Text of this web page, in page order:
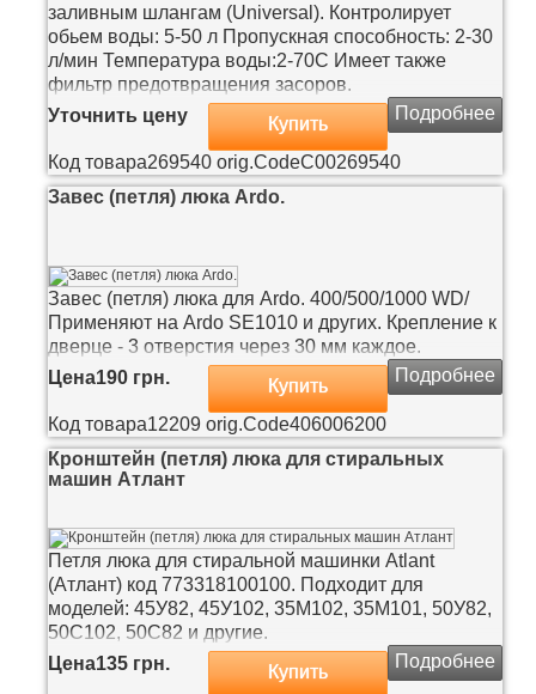
заливным шлангам (Universal). Контролирует
обьем воды: 5-50 л Пропускная способность: 2-30
л/мин Температура воды:2-70С Имеет также
фильтр предотвращения засоров.
Уточнить цену
Подробнее
Купить
Код товара269540 orig.CodeC00269540
Завес (петля) люка Ardo.
Завес (петля) люка для Ardo. 400/500/1000 WD/
Применяют на Ardo SE1010 и других. Крепление к
дверце - 3 отверстия через 30 мм каждое.
Цена190 грн. Подробнее
Купить
Код товара12209 orig.Code406006200
Кронштейн (петля) люка для стиральных
машин Атлант
Петля люка для стиральной машинки Atlant
(Атлант) код 773318100100. Подходит для
моделей: 45У82, 45У102, 35М102, 35М101, 50У82,
50С102, 50С82 и другие.
Цена135 грн. Подробнее
Купить